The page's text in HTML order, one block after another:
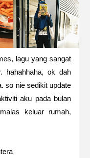
lagu yang sangat
hahahhaha, ok dah
so nie sedikit update
aku pada bulan
keluar rumah,